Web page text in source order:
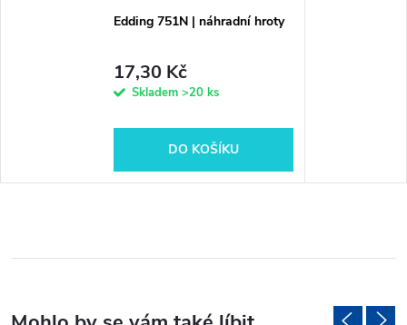
Edding 751N | náhradní hroty
17,30 Kč
Skladem >20 ks
DO KOŠÍKU